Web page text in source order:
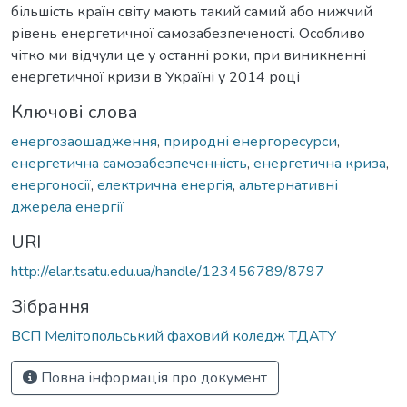
більшість країн світу мають такий самий або нижчий
рівень енергетичної самозабезпеченості. Особливо
чітко ми відчули це у останні роки, при виникненні
енергетичної кризи в Україні у 2014 році
Ключові слова
енергозаощадження, природні енергоресурси,
енергетична самозабезпеченність, енергетична криза,
енергоносії, електрична енергія, альтернативні
джерела енергії
URI
http://elar.tsatu.edu.ua/handle/123456789/8797
Зібрання
ВСП Мелітопольський фаховий коледж ТДАТУ
Повна інформація про документ